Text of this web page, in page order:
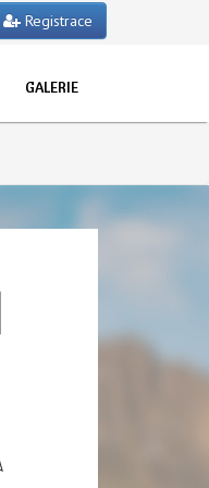
Registrace
GALERIE